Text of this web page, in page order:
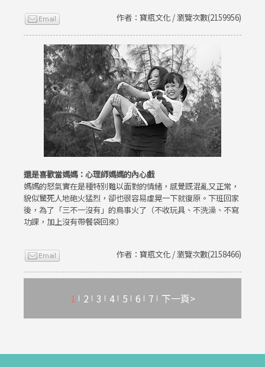
作者：寶瓶文化 / 瀏覽次數(2159956)
還是喜歡當媽媽：心理師媽媽的內心戲
媽媽的怒氣實在是種特別難以面對的情緒，感覺既混亂又正常，
貌似驚死人地砲火猛烈，卻也很容易虛晃一下就復原。下班回家
後，為了「三不一沒有」的鳥事火了（不收玩具、不洗澡、不寫
功課，加上沒有帶餐袋回來）
作者：寶瓶文化 / 瀏覽次數(2158466)
1 2 3 4 5 6 7 下一頁>